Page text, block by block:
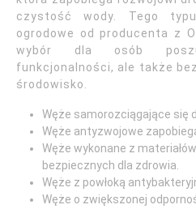
czystość wody. Tego
ogrodowe od producenta z
wybór dla osób
funkcjonalności, ale także
środowisko.
Węże samorozciągające się
Węże antyzwojowe
Węże wykonane z
bezpiecznych dla zdrowia.
Węże z powłoką
Węże o zwiększonej